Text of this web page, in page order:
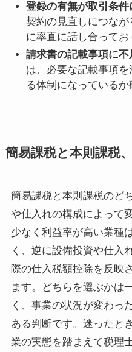
登録の有無が取引条
契約の見直しにつな
に率直に話し合ってお
請求書の記載事項に
は、必要な記載事項
る体制になっているか
簡易課税と本則課税
簡易課税と本則課税のど
や仕入れの構成によって
少なく利益率が高い業種
く、逆に設備投資や仕入
際の仕入税額控除を反映
ます。どちらを選ぶかは
く、事業の状況が変わっ
ある判断です。迷ったと
業の実態を踏まえて税理